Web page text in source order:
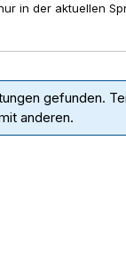
in der aktuellen
gefunden.
anderen.